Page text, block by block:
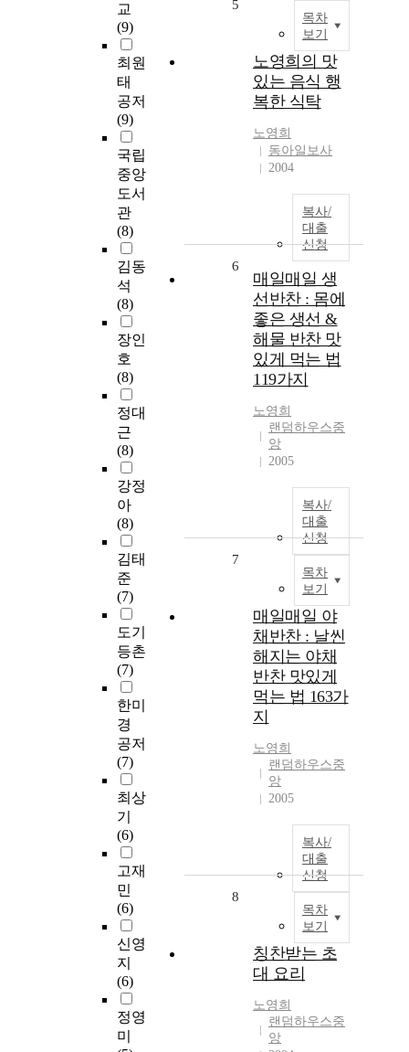
교
(9)
최원
태
공저
(9)
국립
중앙
도서
관
(8)
김동
석
(8)
장인
호
(8)
정대
근
(8)
강정
아
(8)
김태
준
(7)
도기
등촌
(7)
한미
경
공저
(7)
최상
기
(6)
고재
민
(6)
신영
지
(6)
정영
미
목차
보기
5
노영희의 맛
있는 음식 행
복한 식탁
노영희
동아일보사
2004
복사/
대출
신청
6
매일매일 생
선반찬 : 몸에
좋은 생선 &
해물 반찬 맛
있게 먹는 법
119가지
노영희
랜덤하우스중
앙
2005
복사/
대출
신청
목차
보기
7
매일매일 야
채반찬 : 날씬
해지는 야채
반찬 맛있게
먹는 법 163가
지
노영희
랜덤하우스중
앙
2005
복사/
대출
신청
목차
보기
8
칭찬받는 초
대 요리
노영희
랜덤하우스중
앙